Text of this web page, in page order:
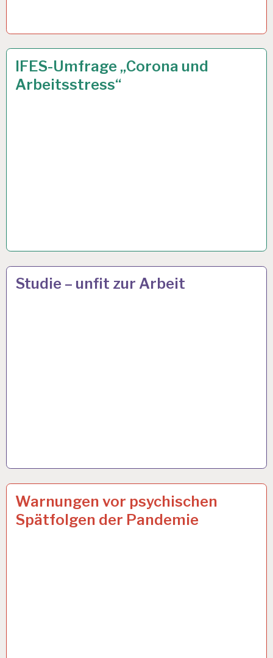
3
G
REGEL…
IFES-Umfrage „Corona und
Arbeitsstress“
23 NOV. 2021
50PLUS…
Studie – unfit zur Arbeit
19 APR. 2021
ARBEIT
UND
GESUNDHEIT…
Warnungen vor psychischen
Spätfolgen der Pandemie
6 APR. 2021